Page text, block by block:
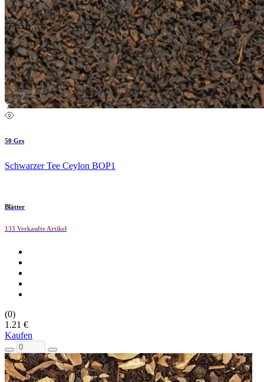
50 Grs
Schwarzer Tee Ceylon BOP1
Blätter
133 Verkaufte Artikel
(0)
1.21 €
Kaufen